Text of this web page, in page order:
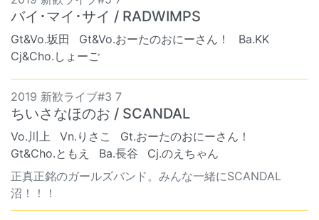
バイ･マイ･サイ / RADWIMPS
Gt&Vo.坂田 Gt&Vo.おーたのおにーさん！
Ba.KK
Cj&Cho.しょーご
2019 新歓ライブ#3 7
ちいさなほのお / SCANDAL
Vo.川上 Vn.りさこ
Gt.おーたのおにーさん！
Gt&Cho.ともえ
Ba.長谷
Cj.のえちゃん
正真正銘のガールズバンド。みんな一緒にSCANDAL
沼！！！